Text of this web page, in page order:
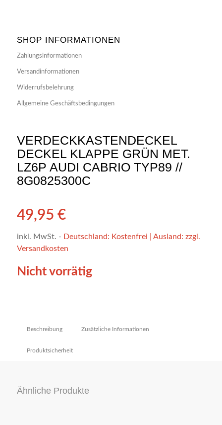
SHOP INFORMATIONEN
Zahlungsinformationen
Versandinformationen
Widerrufsbelehrung
Allgemeine Geschäftsbedingungen
VERDECKKASTENDECKEL
DECKEL KLAPPE GRÜN MET.
LZ6P AUDI CABRIO TYP89 //
8G0825300C
49,95 €
inkl. MwSt. - Deutschland: Kostenfrei | Ausland: zzgl.
Versandkosten
Nicht vorrätig
Beschreibung Zusätzliche Informationen
Produktsicherheit
Ähnliche Produkte